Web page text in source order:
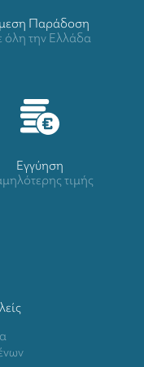
Παράδοση
όλη την Ελλάδα
Eγγύηση
τιμής